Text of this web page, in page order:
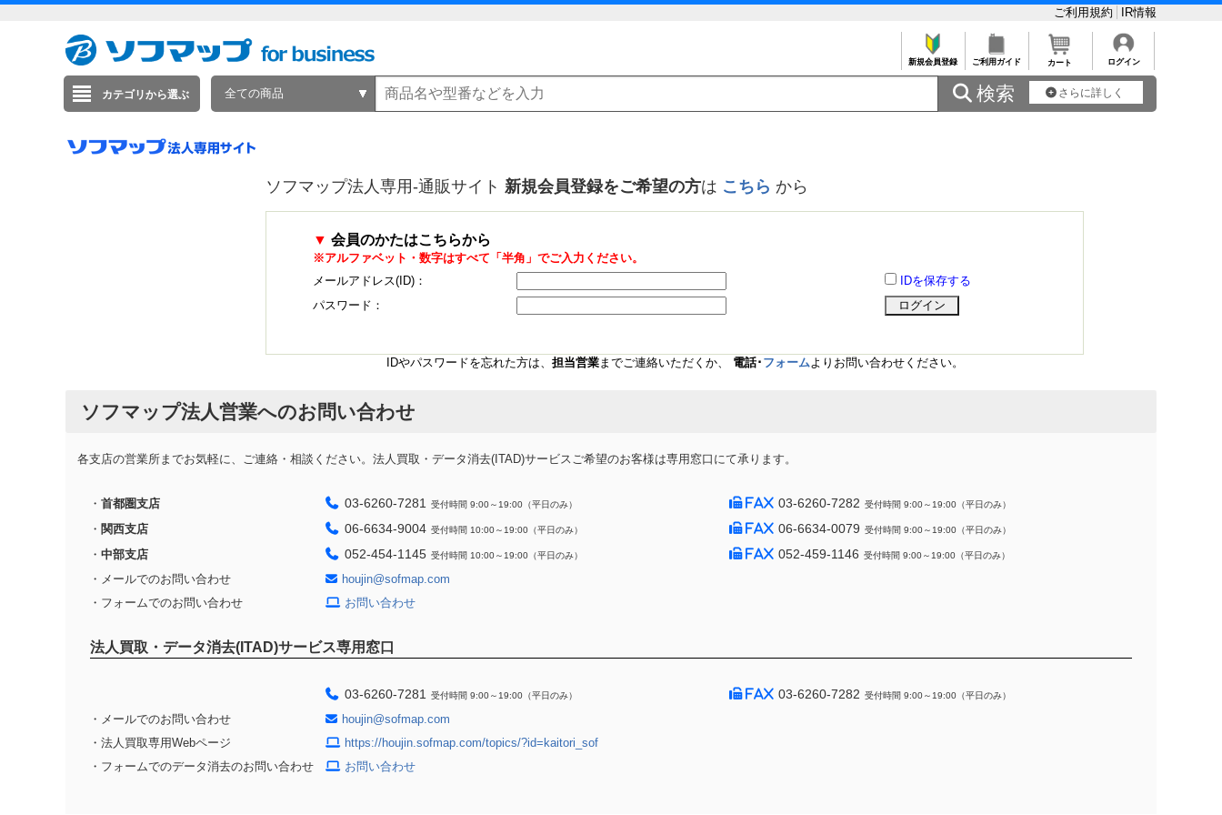
ご利用規約 IR情報
新規会員登録 ご利用ガイド カート ログイン
カテゴリから選ぶ 全ての商品  検索 さらに詳しく
ソフマップ法人専用-通販サイト 新規会員登録をご希望の方は こちら から
▼ 会員のかたはこちらから
※アルファベット・数字はすべて「半角」でご入力ください。
メールアドレス(ID)：
IDを保存する
パスワード：
IDやパスワードを忘れた方は、 担当営業までご連絡いただくか、 電話･ フォームよりお問い合わせください。
ソフマップ法人営業へのお問い合わせ
各支店の営業所までお気軽に、ご連絡・相談ください。法人買取・データ消去(ITAD)サービスご希望のお客様は専用窓口にて承ります。
・ 首都圏支店 03-6260-7281 受付時間 9:00～19:00（平日のみ） 03-6260-7282 受付時間 9:00～19:00（平日のみ）
・ 関西支店 06-6634-9004 受付時間 10:00～19:00（平日のみ） 06-6634-0079 受付時間 9:00～19:00（平日のみ）
・ 中部支店 052-454-1145 受付時間 10:00～19:00（平日のみ） 052-459-1146 受付時間 9:00～19:00（平日のみ）
・メールでのお問い合わせ
houjin@sofmap.com
・フォームでのお問い合わせ
お問い合わせ
法人買取・データ消去(ITAD)サービス専用窓口
03-6260-7281 受付時間 9:00～19:00（平日のみ） 03-6260-7282 受付時間 9:00～19:00（平日のみ）
・メールでのお問い合わせ
houjin@sofmap.com
・法人買取専用Webページ
https://houjin.sofmap.com/topics/?id=kaitori_sof
・フォームでのデータ消去のお問い合わせ
お問い合わせ